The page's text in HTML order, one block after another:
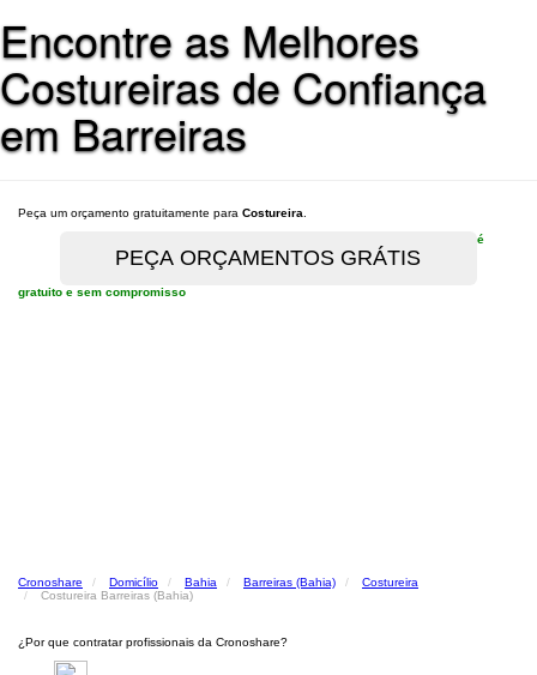
Encontre as Melhores
Costureiras de Confiança
em Barreiras
Peça um orçamento gratuitamente para Costureira
é
gratuito e sem compromisso
Cronoshare Domicílio Bahia Barreiras (Bahia)
Costureira
Costureira Barreiras (Bahia)
¿Por que contratar profissionais da Cronoshare?